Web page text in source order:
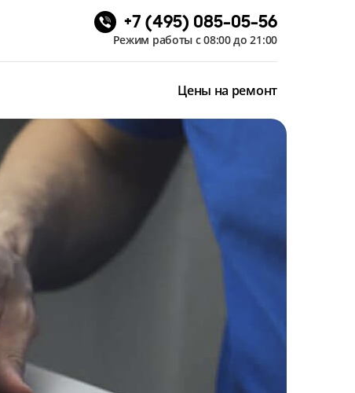
+7 (495) 085-05-56
Режим работы с 08:00 до 21:00
Цены на ремонт